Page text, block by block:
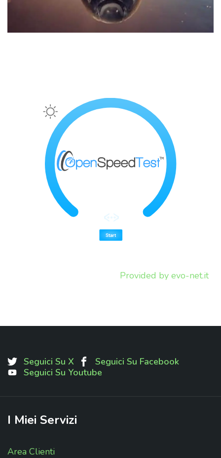
Provided by evo-net.it
Seguici Su X
Seguici Su Facebook
Seguici Su Youtube
I Miei Servizi
Area Clienti